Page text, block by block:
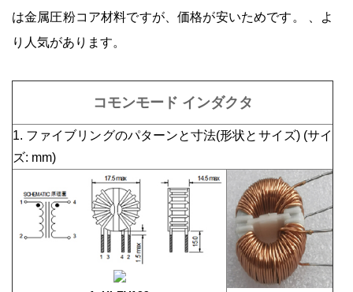
は金属圧粉コア材料ですが、価格が安いためです。 、よ
り人気があります。
コモンモード インダクタ
1. ファイブリングのパターンと寸法(形状とサイズ) (サイ
ズ: mm)